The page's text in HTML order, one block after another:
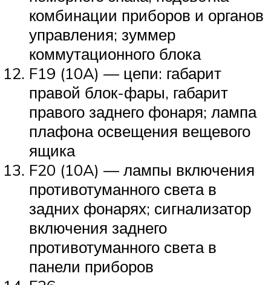
комбинации приборов и органов
управления; зуммер
коммутационного блока
F19 (10A) — цепи: габарит
правой блок-фары, габарит
правого заднего фонаря; лампа
плафона освещения вещевого
ящика
F20 (10A) — лампы включения
противотуманного света в
задних фонарях; сигнализатор
включения заднего
противотуманного света в
панели приборов